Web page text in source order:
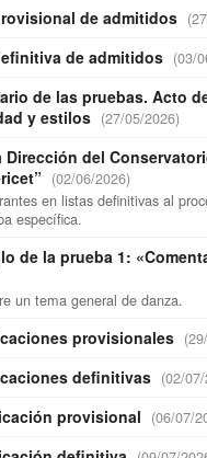
de admitidos
de admitidos (03/
de las pruebas. Acto
y estilos (27/05/2026)
Dirección del
(02/06/2026)
en listas definitivas al
específica.
de la prueba 1:
un tema general de danza.
provisionales
definitivas (02/
provisional (06/07/